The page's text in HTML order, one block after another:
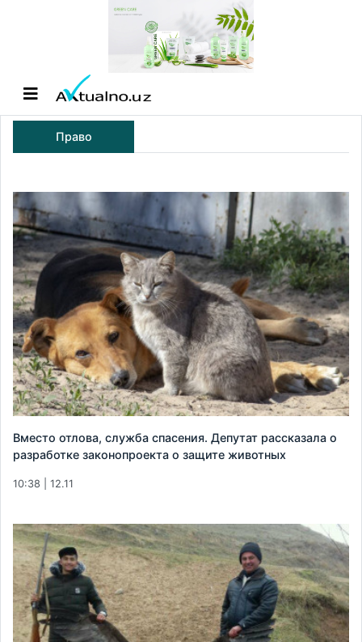
Право
Вместо отлова, служба спасения. Депутат рассказала о
разработке законопроекта о защите животных
10:38 | 12.11